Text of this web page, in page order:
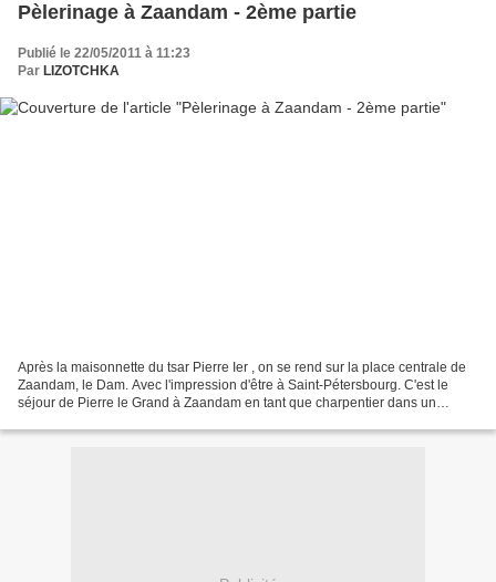
Pèlerinage à Zaandam - 2ème partie
Publié le 22/05/2011 à 11:23
Par LIZOTCHKA
Après la maisonnette du tsar Pierre Ier , on se rend sur la place centrale de
Zaandam, le Dam. Avec l'impression d'être à Saint-Pétersbourg. C'est le
séjour de Pierre le Grand à Zaandam en tant que charpentier dans un